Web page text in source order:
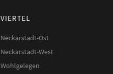
VIERTEL
Neckarstadt-Ost
Neckarstadt-West
Wohlgelegen